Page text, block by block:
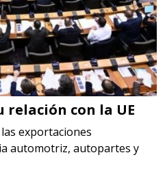
DE CORTE
ENDMILLS,
relación con la UE
exportaciones
automotriz, autopartes y